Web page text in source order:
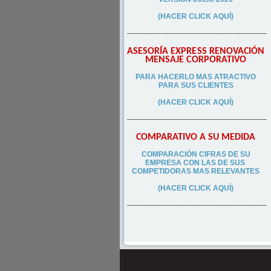
(HACER CLICK AQUÍ)
–––––––––––––––––––––––––––––––––
ASESORÍA EXPRESS RENOVACIÓN
MENSAJE CORPORATIVO
PARA HACERLO MAS ATRACTIVO
PARA SUS CLIENTES
(HACER CLICK AQUÍ)
–––––––––––––––––––––––––––––––––
COMPARATIVO A SU MEDIDA
COMPARACIÓN CIFRAS DE SU
EMPRESA CON LAS DE SUS
COMPETIDORAS MAS RELEVANTES
(HACER CLICK AQUÍ)
–––––––––––––––––––––––––––––––––